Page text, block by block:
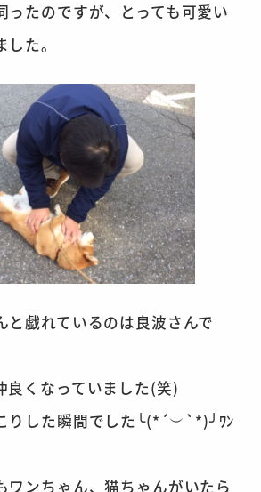
ったのですが、とっても可愛い
た。
と戯れているのは良波さんで
良くなっていました(笑)
りした瞬間でした╰(*´︶`*)╯ﾜﾝ
ワンちゃん、猫ちゃんがいたら